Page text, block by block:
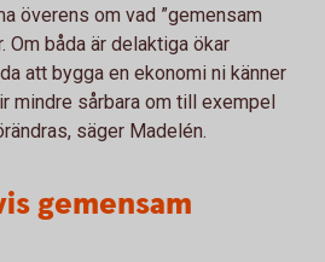
överens om vad ”gemensam
Om båda är delaktiga ökar
att bygga en ekonomi ni känner
mindre sårbara om till exempel
säger Madelén.
gemensam